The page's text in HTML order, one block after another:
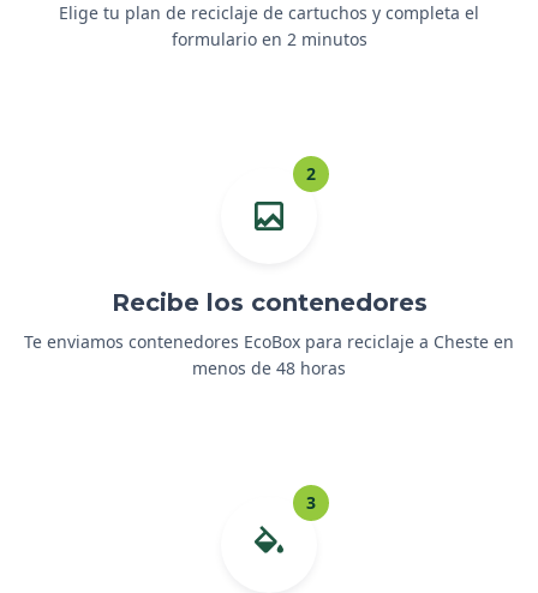
Elige tu plan de reciclaje de cartuchos y completa el
formulario en 2 minutos
2
Recibe los contenedores
Te enviamos contenedores EcoBox para reciclaje a Cheste en
menos de 48 horas
3